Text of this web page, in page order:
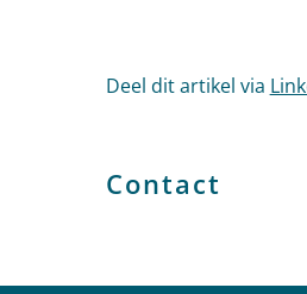
Deel dit artikel via
Contact